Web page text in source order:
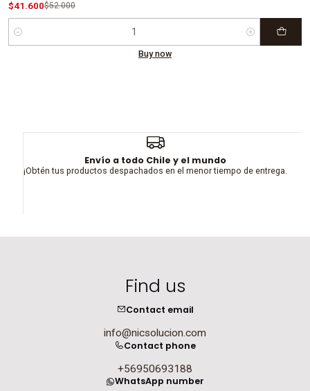
$41.600$52.000
Quantity
Buy now
Envío a todo Chile y el mundo
¡Obtén tus productos despachados en el menor tiempo de entrega.
Find us
Contact email
info@nicsolucion.com
Contact phone
+56950693188
WhatsApp number